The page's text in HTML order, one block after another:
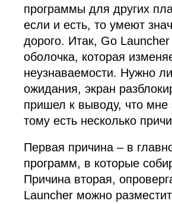
программы для других
если и есть, то умеют
дорого. Итак, Go
оболочка, которая
неузнаваемости. Нужно
ожидания, экран
пришел к выводу, что
тому есть несколько
Первая причина – в
программ, в которые
Причина вторая,
Launcher можно